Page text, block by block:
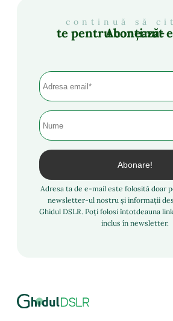
continuă să
Abonează-te pentru
Adresa ta de e-mail este folosită doar
newsletter-ul nostru și informații
Ghidul DSLR. Poți folosi întotdeauna
inclus în newsletter.